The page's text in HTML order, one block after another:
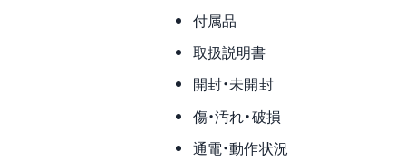
付属品
取扱説明書
開封・未開封
傷・汚れ・破損
通電・動作状況